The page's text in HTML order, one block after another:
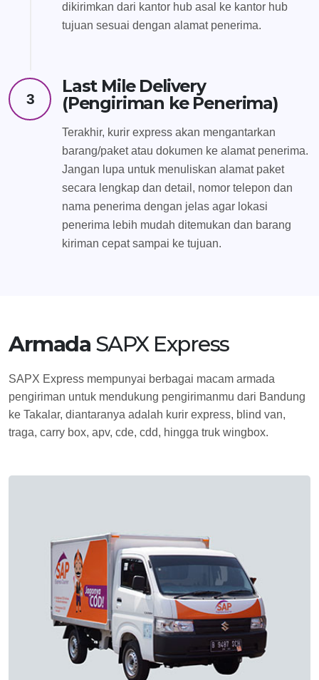
dikirimkan dari kantor hub asal ke kantor hub
tujuan sesuai dengan alamat penerima.
3
Last Mile Delivery
(Pengiriman ke Penerima)
Terakhir, kurir express akan mengantarkan
barang/paket atau dokumen ke alamat penerima.
Jangan lupa untuk menuliskan alamat paket
secara lengkap dan detail, nomor telepon dan
nama penerima dengan jelas agar lokasi
penerima lebih mudah ditemukan dan barang
kiriman cepat sampai ke tujuan.
Armada SAPX Express
SAPX Express mempunyai berbagai macam armada
pengiriman untuk mendukung pengirimanmu dari Bandung
ke Takalar, diantaranya adalah kurir express, blind van,
traga, carry box, apv, cde, cdd, hingga truk wingbox.